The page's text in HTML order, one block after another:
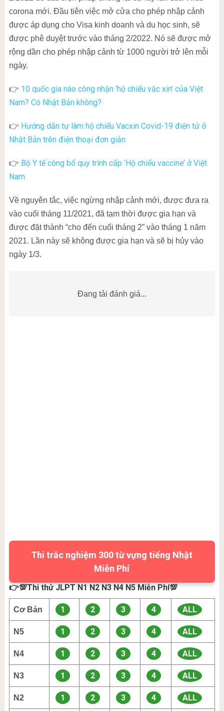
corona mới. Đầu tiên việc mở cửa cho phép nhập cảnh
được áp dụng cho Visa kinh doanh và du học sinh, sẽ
được phê duyệt trước vào tháng 2/2022. Nó sẽ được mở
rộng dần cho phép nhập cảnh từ 1000 người trở lên mỗi
ngày.
👉 10 quốc gia nào công nhận ‘hộ chiếu vắc xin’ của Việt
Nam? Có Nhật Bản không?
👉 Hướng dẫn tự làm hộ chiếu Vacxin Covid-19 điện tử ở
Nhật Bản trên điện thoại đơn giản
👉 Bộ Y tế công bố quy trình cấp ‘Hộ chiếu vaccine’ ở Việt
Nam
Về nguyên tắc, việc ngừng nhập cảnh mới, được đưa ra
vào cuối tháng 11/2021, đã tạm thời được gia hạn và
được đặt thành “cho đến cuối tháng 2” vào tháng 1 năm
2021. Lần này sẽ không được gia hạn và sẽ bị hủy vào
ngày 1/3.
Đang tải đánh giá...
Thi trắc nghiệm 300 từ vựng tiếng Nhật
Miễn Phí
👉💯Thi thử JLPT N1 N2 N3 N4 N5 Miễn Phí💯
Cơ Bản 1 2 3 4 ALL
N5 1 2 3 4 ALL
N4 1 2 3 4 ALL
N3 1 2 3 4 ALL
N2 1 2 3 4 ALL